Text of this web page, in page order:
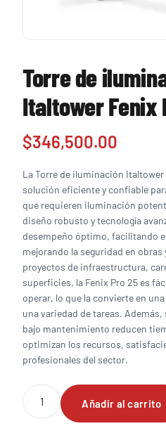
Torre de
Italtower Fenix
$346,500.00
La Torre de iluminación
solución eficiente y confiable
que requieren iluminación
diseño robusto y tecnología
desempeño óptimo, facilitando
mejorando la seguridad en obras
proyectos de infraestructura,
superficies, la Fenix Pro 25 es
operar, lo que la convierte en
una variedad de tareas.
bajo mantenimiento reducen
optimizan los recursos,
profesionales del sector.
Torre
de
iluminación
Añadir al carrito